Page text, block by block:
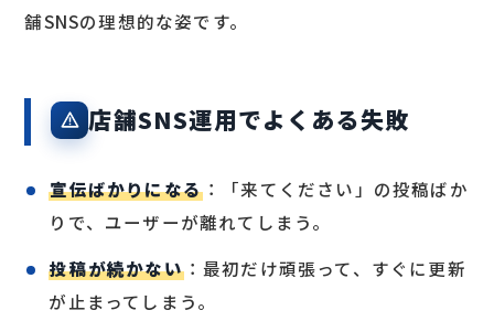
舗SNSの理想的な姿です。
店舗SNS運用でよくある失敗
宣伝ばかりになる ：「来てください」の投稿ばか
りで、ユーザーが離れてしまう。
投稿が続かない：最初だけ頑張って、すぐに更新
が止まってしまう。